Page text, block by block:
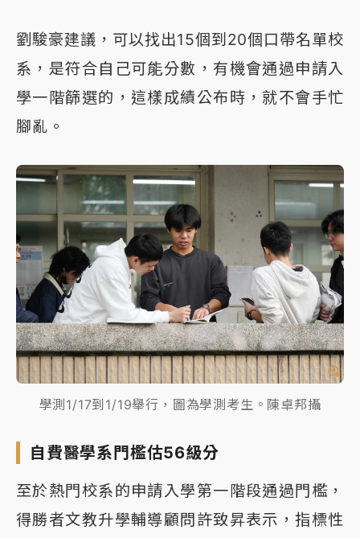
劉駿豪建議，可以找出15個到20個口帶名單校
系，是符合自己可能分數，有機會通過申請入
學一階篩選的，這樣成績公布時，就不會手忙
腳亂。
學測1/17到1/19舉行，圖為學測考生。陳卓邦攝
自費醫學系門檻估56級分
至於熱門校系的申請入學第一階段通過門檻，
得勝者文教升學輔導顧問許致昇表示，指標性